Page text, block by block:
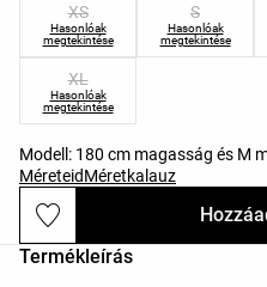
XS
Hasonlóak
megtekintése
S
Hasonlóak
megtekintése
XL
Hasonlóak
megtekintése
Modell: 180 cm magasság és M
MéreteidMéretkalauz
Termékleírás